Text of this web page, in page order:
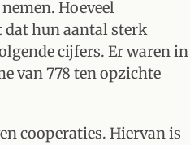
Hoeveel
dat hun aantal sterk
cijfers. Er waren in
van 778 ten opzichte
cooperaties. Hiervan is